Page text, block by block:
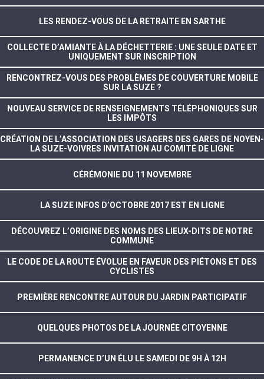
LES RENDEZ-VOUS DE LA RETRAITE EN SARTHE
COLLECTE D’AMIANTE À LA DÉCHETTERIE : UNE SEULE DATE ET
UNIQUEMENT SUR INSCRIPTION
RENCONTREZ-VOUS DES PROBLÈMES DE COUVERTURE MOBILE
SUR LA SUZE ?
NOUVEAU SERVICE DE RENSEIGNEMENTS TÉLÉPHONIQUES SUR
LES IMPÔTS
CRÉATION DE L’ASSOCIATION DES USAGERS DES GARES DE NOYEN-
LA SUZE-VOIVRES INVITATION AU COMITÉ DE LIGNE
CÉRÉMONIE DU 11 NOVEMBRE
LA SUZE INFOS D’OCTOBRE 2017 EST EN LIGNE
DÉCOUVREZ L’ORIGINE DES NOMS DES LIEUX-DITS DE NOTRE
COMMUNE
LE CODE DE LA ROUTE ÉVOLUE EN FAVEUR DES PIÉTONS ET DES
CYCLISTES
PREMIÈRE RENCONTRE AUTOUR DU JARDIN PARTICIPATIF
QUELQUES PHOTOS DE LA JOURNÉE CITOYENNE
PERMANENCE D’UN ÉLU LE SAMEDI DE 9H À 12H